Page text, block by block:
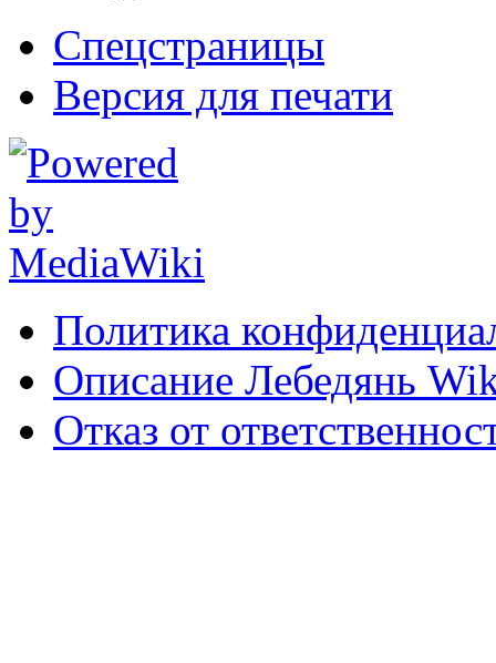
Спецстраницы
Версия для печати
Политика
Описание Лебедянь
Отказ от